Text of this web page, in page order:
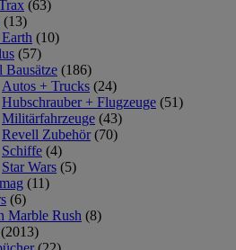
(63)
(13)
(10)
(57)
Bausätze (186)
Autos + Trucks (24)
Hubschrauber + Flugzeuge (51)
Militärfahrzeuge (43)
Revell Zubehör (70)
Schiffe (4)
Star Wars (5)
(11)
(6)
Marble Rush (8)
(2013)